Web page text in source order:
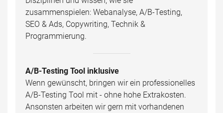
zusammenspielen: Webanalyse, A/B-Testing,
SEO & Ads, Copywriting, Technik &
Programmierung.
A/B-Testing Tool inklusive
Wenn gewünscht, bringen wir ein professionelles
A/B-Testing Tool mit - ohne hohe Extrakosten.
Ansonsten arbeiten wir gern mit vorhandenen